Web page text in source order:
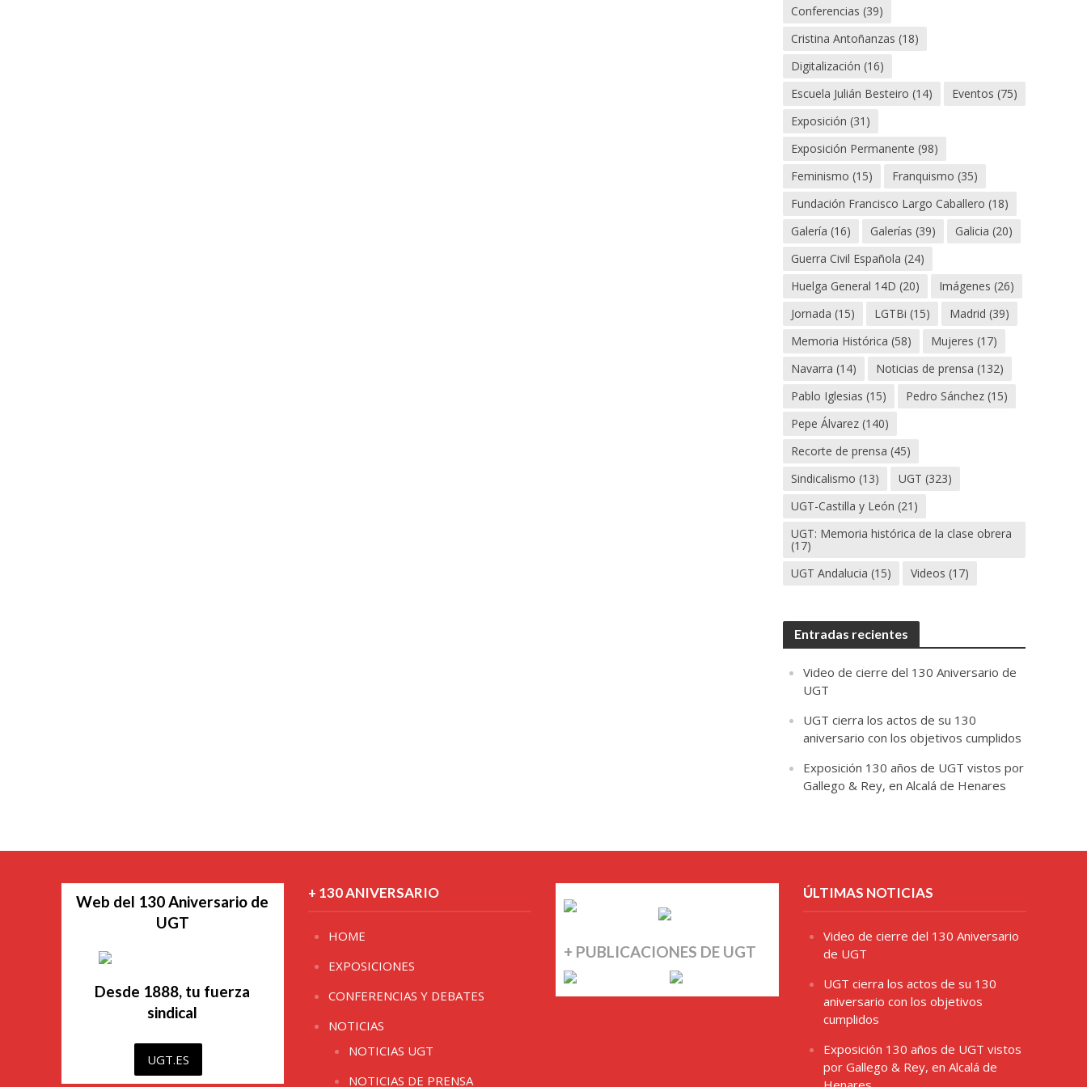
Conferencias (39)
Cristina Antoñanzas (18)
Digitalización (16)
Escuela Julián Besteiro (14) Eventos (75)
Exposición (31)
Exposición Permanente (98)
Feminismo (15) Franquismo (35)
Fundación Francisco Largo Caballero (18)
Galería (16) Galerías (39) Galicia (20)
Guerra Civil Española (24)
Huelga General 14D (20) Imágenes (26)
Jornada (15) LGTBi (15) Madrid (39)
Memoria Histórica (58) Mujeres (17)
Navarra (14) Noticias de prensa (132)
Pablo Iglesias (15) Pedro Sánchez (15)
Pepe Álvarez (140)
Recorte de prensa (45)
Sindicalismo (13) UGT (323)
UGT-Castilla y León (21)
UGT: Memoria histórica de la clase obrera
(17)
UGT Andalucia (15) Videos (17)
Entradas recientes
Video de cierre del 130 Aniversario de
UGT
UGT cierra los actos de su 130
aniversario con los objetivos cumplidos
Exposición 130 años de UGT vistos por
Gallego & Rey, en Alcalá de Henares
Web del 130 Aniversario de
UGT
Desde 1888, tu fuerza
sindical
UGT.ES
+ 130 ANIVERSARIO
HOME
EXPOSICIONES
CONFERENCIAS Y DEBATES
NOTICIAS
NOTICIAS UGT
NOTICIAS DE PRENSA
+ PUBLICACIONES DE UGT
ÚLTIMAS NOTICIAS
Video de cierre del 130 Aniversario
de UGT
UGT cierra los actos de su 130
aniversario con los objetivos
cumplidos
Exposición 130 años de UGT vistos
por Gallego & Rey, en Alcalá de